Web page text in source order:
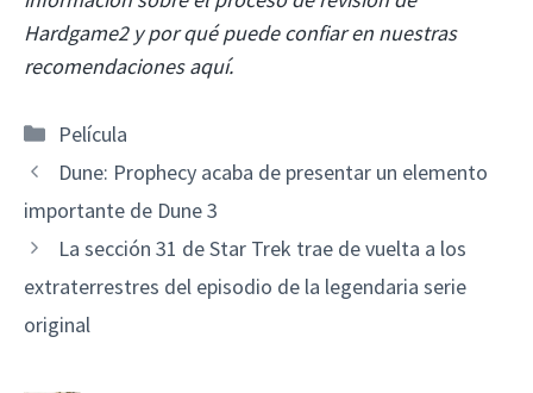
Hardgame2 y por qué puede confiar en nuestras
recomendaciones aquí.
Categorías
Película
Dune: Prophecy acaba de presentar un elemento
importante de Dune 3
La sección 31 de Star Trek trae de vuelta a los
extraterrestres del episodio de la legendaria serie
original